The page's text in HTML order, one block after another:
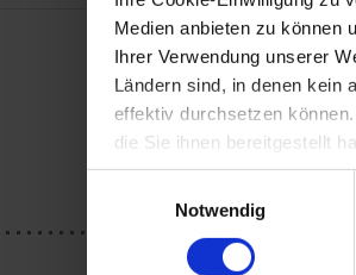
Medien anbieten zu können
Ihrer Verwendung unserer
Ländern sind, in denen kein
effektiv durchsetzen
die Sie ihnen bereitgestellt
Notwendig
hatte
europäischen
angestellt,
seiner
kleinere
(Quelle: P.